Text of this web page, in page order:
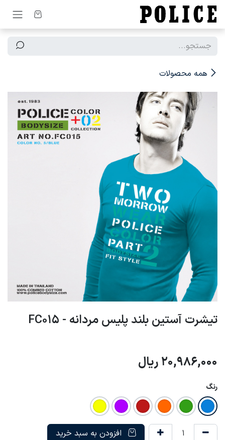
صرف نظر و مشاهده محتوا
همه محصولات
تیشرت آستین بلند پلیس مردانه - FC015
20,986,000 ریال
رنگ
افزودن به سبد خرید